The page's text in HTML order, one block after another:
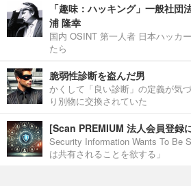
「趣味：ハッキング」一般社団
浦 隆幸
国内 OSINT 第一人者 日本ハッカ
たら
脆弱性診断を盗んだ男
かくして「良い診断」の定義が気
り別物に交換されていた
[Scan PREMIUM 法人会員登録
Security Information Wants To Be
は共有されることを欲する」